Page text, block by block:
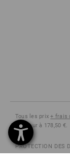
Tous les prix+ frais
inférieur à 178,50 €.
PROTECTION DES